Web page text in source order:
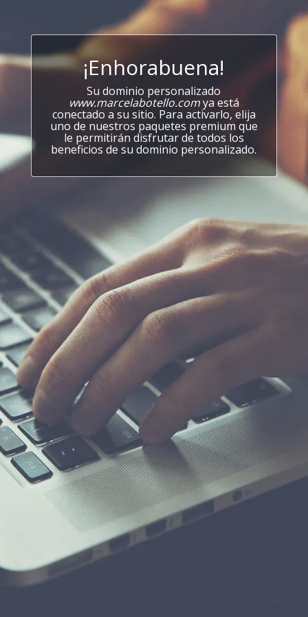
¡Enhorabuena!
Su dominio personalizado
www.marcelabotello.comya está
conectado a su sitio. Para activarlo, elija
uno de nuestros paquetes premium que
le permitirán disfrutar de todos los
beneficios de su dominio personalizado.